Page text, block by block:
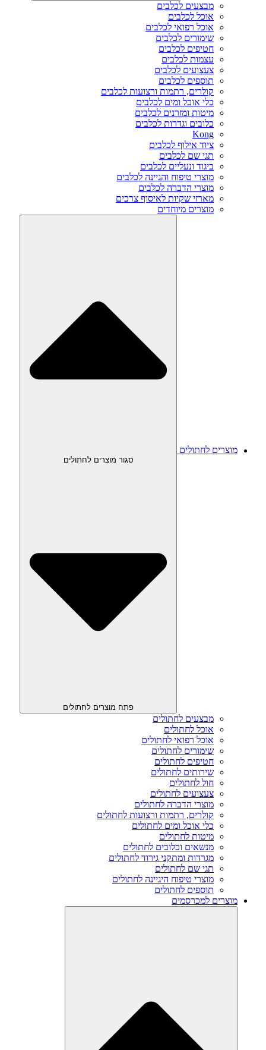
מבצעים לכלבים
אוכל לכלבים
אוכל רפואי לכלבים
שימורים לכלבים
חטיפים לכלבים
עצמות לכלבים
צעצועים לכלבים
תוספים לכלבים
קולרים, רתמות ורצועות לכלבים
כלי אוכל ומים לכלבים
מיטות ומזרנים לכלבים
כלובים וגדרות לכלבים
Kong
ציוד אילוף לכלבים
תגי שם לכלבים
ביגוד ונעליים לכלבים
מוצרי טיפוח והגיינה לכלבים
מוצרי הדברה לכלבים
מארזי שקיות לאיסוף צרכים
מוצרים מיוחדים
מוצרים לחתולים
סגור מוצרים לחתולים
פתח מוצרים לחתולים
מבצעים לחתולים
אוכל לחתולים
אוכל רפואי לחתולים
שימורים לחתולים
חטיפים לחתולים
שירותים לחתולים
חול לחתולים
צעצועים לחתולים
מוצרי הדברה לחתולים
קולרים, רתמות ורצועות לחתולים
כלי אוכל ומים לחתולים
מיטות לחתולים
מנשאים וכלובים לחתולים
מגרדות ומתקני גירוד לחתולים
תגי שם לחתולים
מוצרי טיפוח היגיינה לחתולים
תוספים לחתולים
מוצרים למכרסמים